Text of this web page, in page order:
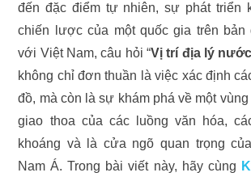
đến đặc điểm tự nhiên, sự phát triển
chiến lược của một quốc gia trên
với Việt Nam, câu hỏi “Vị trí địa lý
không chỉ đơn thuần là việc xác định
đồ, mà còn là sự khám phá về một
giao thoa của các luồng văn hóa,
khoáng và là cửa ngõ quan trọng
Nam Á. Trong bài viết này, hãy cùng